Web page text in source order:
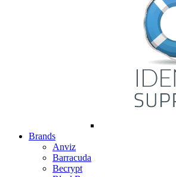
Brands
Anviz
Barracuda
Becrypt